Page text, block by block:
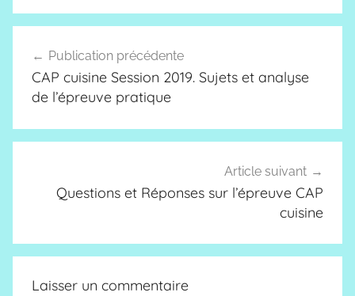
de
l’article
Publication précédente
CAP cuisine Session 2019. Sujets et analyse
de l’épreuve pratique
Article suivant
Questions et Réponses sur l’épreuve CAP
cuisine
Laisser un commentaire